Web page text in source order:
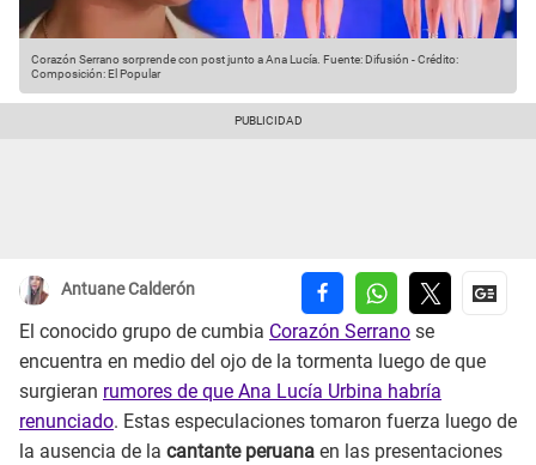
Corazón Serrano sorprende con post junto a Ana Lucía. Fuente: Difusión -Crédito:
Composición: El Popular
Antuane Calderón
El conocido grupo de cumbia Corazón Serrano se
encuentra en medio del ojo de la tormenta luego de que
surgieran rumores de que Ana Lucía Urbina habría
renunciado. Estas especulaciones tomaron fuerza luego de
la ausencia de la cantante peruana en las presentaciones